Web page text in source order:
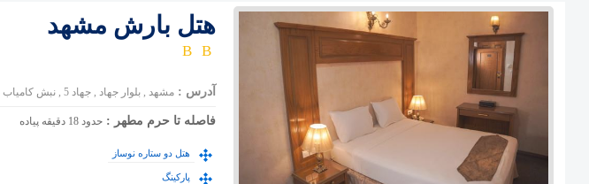
هتل بارش مشهد
آدرس :مشهد , بلوار جهاد , جهاد 5 , نبش کامیاب 2/3
فاصله تا حرم مطهر :حدود 18 دقیقه پیاده
هتل دو ستاره نوساز
پارکینگ